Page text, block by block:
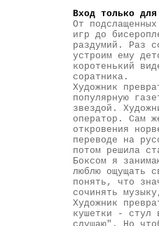
Вход только для
От
игр до
раздумий. Раз
устроим ему
коротенький
соратника.
Художник
популярную
звездой.
оператор. Сам
откровения
переводе на
потом решила
Боксом я
люблю ощущать
понять, что
сочинять
Художник
кушетки - стул